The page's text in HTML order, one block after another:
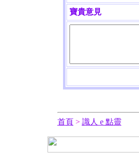
寶貴意見
首頁> 識人 e 點靈